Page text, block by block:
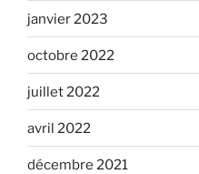
janvier 2023
octobre 2022
juillet 2022
avril 2022
décembre 2021